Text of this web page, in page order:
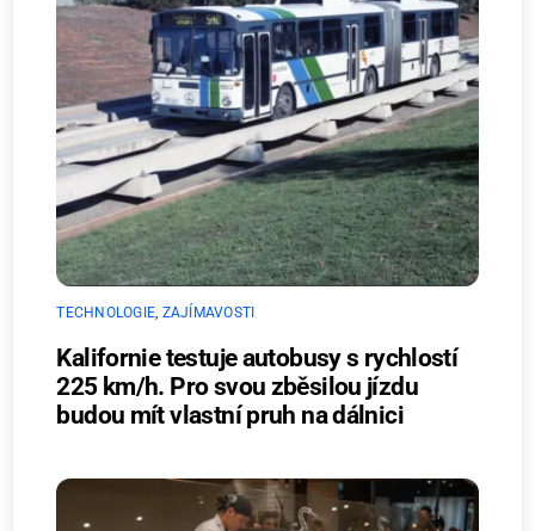
TECHNOLOGIE ZAJÍMAVOSTI
Kalifornie testuje autobusy s rychlostí
225 km/h. Pro svou zběsilou jízdu
budou mít vlastní pruh na dálnici